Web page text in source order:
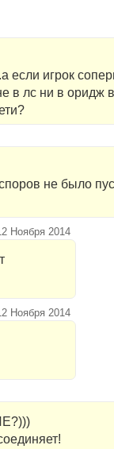
если игрок
в лс ни в оридж
не было
Ноября 2014
Ноября 2014